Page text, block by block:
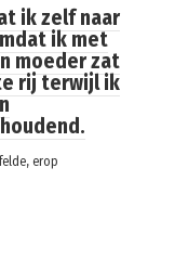
ik zelf naar
ik met
moeder zat
rij terwijl ik
erop